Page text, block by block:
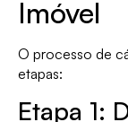
Imóvel
O processo de
etapas:
Etapa 1: